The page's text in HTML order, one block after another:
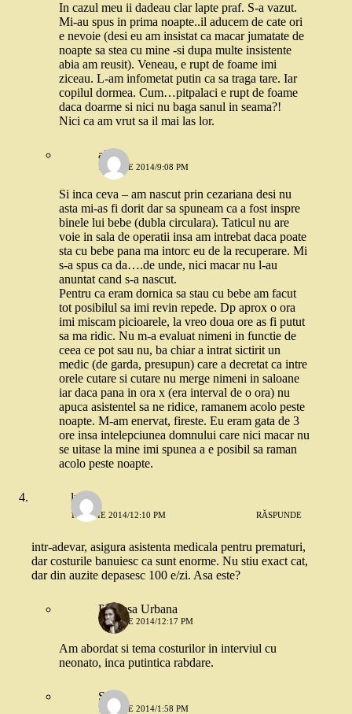
In cazul meu ii dadeau clar lapte praf. S-a vazut.
Mi-au spus in prima noapte..il aducem de cate ori
e nevoie (desi eu am insistat ca macar jumatate de
noapte sa stea cu mine -si dupa multe insistente
abia am reusit). Veneau, e rupt de foame imi
ziceau. L-am infometat putin ca sa traga tare. Iar
copilul dormea. Cum…pitpalaci e rupt de foame
daca doarme si nici nu baga sanul in seama?!
Nici ca am vrut sa il mai las lor.
alina
15 IULIE 2014/9:08 PM
Si inca ceva – am nascut prin cezariana desi nu
asta mi-as fi dorit dar sa spuneam ca a fost inspre
binele lui bebe (dubla circulara). Taticul nu are
voie in sala de operatii insa am intrebat daca poate
sta cu bebe pana ma intorc eu de la recuperare. Mi
s-a spus ca da….de unde, nici macar nu l-au
anuntat cand s-a nascut.
Pentru ca eram dornica sa stau cu bebe am facut
tot posibilul sa imi revin repede. Dp aprox o ora
imi miscam picioarele, la vreo doua ore as fi putut
sa ma ridic. Nu m-a evaluat nimeni in functie de
ceea ce pot sau nu, ba chiar a intrat sictirit un
medic (de garda, presupun) care a decretat ca intre
orele cutare si cutare nu merge nimeni in saloane
iar daca pana in ora x (era interval de o ora) nu
apuca asistentel sa ne ridice, ramanem acolo peste
noapte. M-am enervat, fireste. Eu eram gata de 3
ore insa intelepciunea domnului care nici macar nu
se uitase la mine imi spunea a e posibil sa raman
acolo peste noapte.
luiza
15 IULIE 2014/12:10 PM RĂSPUNDE
intr-adevar, asigura asistenta medicala pentru prematuri,
dar costurile banuiesc ca sunt enorme. Nu stiu exact cat,
dar din auzite depasesc 100 e/zi. Asa este?
Printesa Urbana
15 IULIE 2014/12:17 PM
Am abordat si tema costurilor in interviul cu
neonato, inca putintica rabdare.
Stefi
15 IULIE 2014/1:58 PM